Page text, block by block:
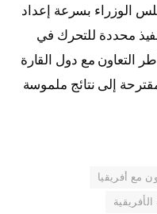
الوزراء بسرعة إعداد
محددة للتحرك في
التعاون مع دول القارة
إلى نتائج ملموسة
مع أفريقيا